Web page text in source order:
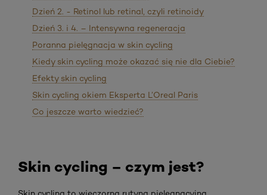
Dzień 2. - Retinol lub retinal, czyli retinoidy
Dzień 3. i 4. – Intensywna regeneracja
Poranna pielęgnacja w skin cycling
Kiedy skin cycling może okazać się nie dla Ciebie?
Efekty skin cycling
Skin cycling okiem Eksperta L’Oreal Paris
Co jeszcze warto wiedzieć?
Skin cycling – czym jest?
Skin cycling to wieczorna rutyna pielęgnacyjna